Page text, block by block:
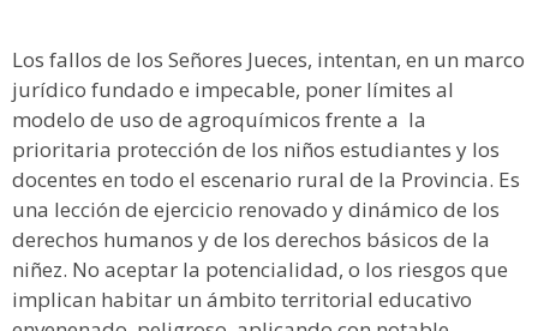
Los fallos de los Señores Jueces, intentan, en un marco
jurídico fundado e impecable, poner límites al
modelo de uso de agroquímicos frente a la
prioritaria protección de los niños estudiantes y los
docentes en todo el escenario rural de la Provincia. Es
una lección de ejercicio renovado y dinámico de los
derechos humanos y de los derechos básicos de la
niñez. No aceptar la potencialidad, o los riesgos que
implican habitar un ámbito territorial educativo